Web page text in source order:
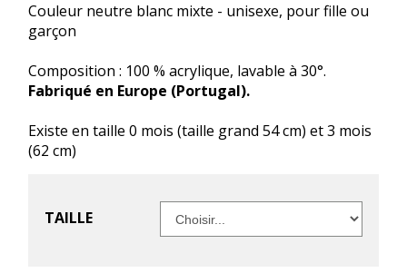
Couleur neutre blanc mixte - unisexe, pour fille ou
garçon
Composition : 100 % acrylique, lavable à 30°.
Fabriqué en Europe (Portugal).
Existe en taille 0 mois (taille grand 54 cm) et 3 mois
(62 cm)
TAILLE